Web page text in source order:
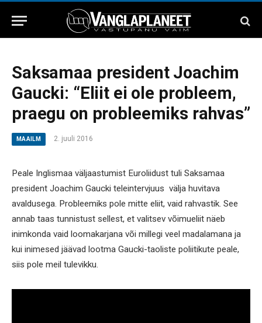
Saksamaa president Joachim
Gaucki: “Eliit ei ole probleem,
praegu on probleemiks rahvas”
MAAILM 2. juuli 2016
Peale Inglismaa väljaastumist Euroliidust tuli Saksamaa
president Joachim Gaucki teleintervjuus välja huvitava
avaldusega. Probleemiks pole mitte eliit, vaid rahvastik. See
annab taas tunnistust sellest, et valitsev võimueliit näeb
inimkonda vaid loomakarjana või millegi veel madalamana ja
kui inimesed jäävad lootma Gaucki-taoliste poliitikute peale,
siis pole meil tulevikku.